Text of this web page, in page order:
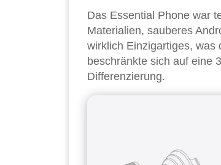
Das Essential Phone war
Materialien, sauberes
wirklich Einzigartiges, was
beschränkte sich auf eine
Differenzierung.